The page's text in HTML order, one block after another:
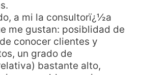
a mi la consultorï¿½a
me gustan: posiblidad de
conocer clientes y
un grado de
bastante alto,